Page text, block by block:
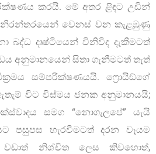
කරයි. මේ අතර ළිඳට උඩින්
නිරන්තරයෙන් වෙනස් වන කැළඹුණු
බද්ධ දෘෂ්ටියෙන් විනිවිද දැකීමටත්
අනුමානයෙන් සිතා ගැනීමටත් තැත්
සම්පරික්ෂණයයි. ෆ්‍රොයිඞ්ගේ
විට විස්මය ජනක අනුමානයයි;
සමග “නොගැලපේ” යැයි
පසුපස හැරවීමටත් දරන වෑයම
වඩාත් නිශ්චිත ලෙස කිවහොත්,